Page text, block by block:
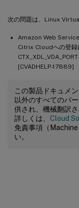
次の問題は、Linux
Amazon Web
Citrix Cloudへの登録
[CVADHELP-17889]
この製品ドキュメ
以外のすべてのバ
供され、機械翻訳
詳しくは、 Cloud
免責事項（
い。